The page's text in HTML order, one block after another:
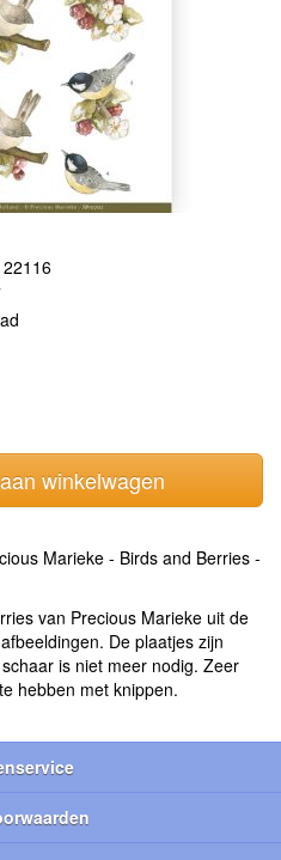
winkelwagen
Marieke - Birds and Berries -
van Precious Marieke uit de
De plaatjes zijn
is niet meer nodig. Zeer
hebben met knippen.